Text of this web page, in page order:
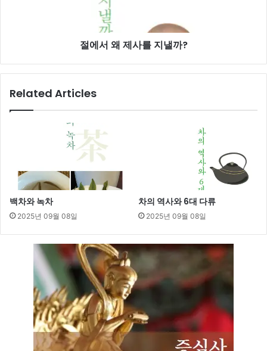
절에서 왜 제사를 지낼까?
Related Articles
백차와 녹차
2025년 09월 08일
차의 역사와 6대 다류
2025년 09월 08일